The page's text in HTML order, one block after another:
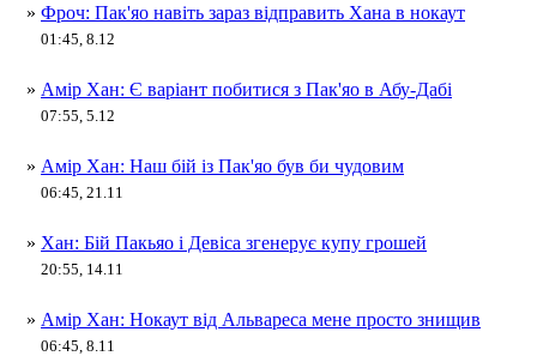
» Фроч: Пак'яо навіть зараз відправить Хана в нокаут
01:45, 8.12
» Амір Хан: Є варіант побитися з Пак'яо в Абу-Дабі
07:55, 5.12
» Амір Хан: Наш бій із Пак'яо був би чудовим
06:45, 21.11
» Хан: Бій Пакьяо і Девіса згенерує купу грошей
20:55, 14.11
» Амір Хан: Нокаут від Альвареса мене просто знищив
06:45, 8.11